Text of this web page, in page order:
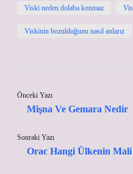
Viski neden dolaba konmaz
Viskinin bozulduğunu nasıl anlarız
Önceki Yazı
Mişna Ve Gemara Nedir
Sonraki Yazı
Orac Hangi Ülkenin Mali